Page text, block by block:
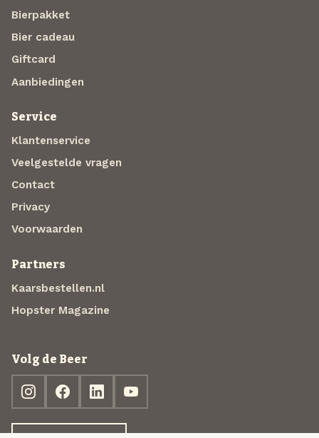
Bierpakket
Bier cadeau
Giftcard
Aanbiedingen
Service
Klantenservice
Veelgestelde vragen
Contact
Privacy
Voorwaarden
Partners
Kaarsbestellen.nl
Hopster Magazine
Volg de Beer